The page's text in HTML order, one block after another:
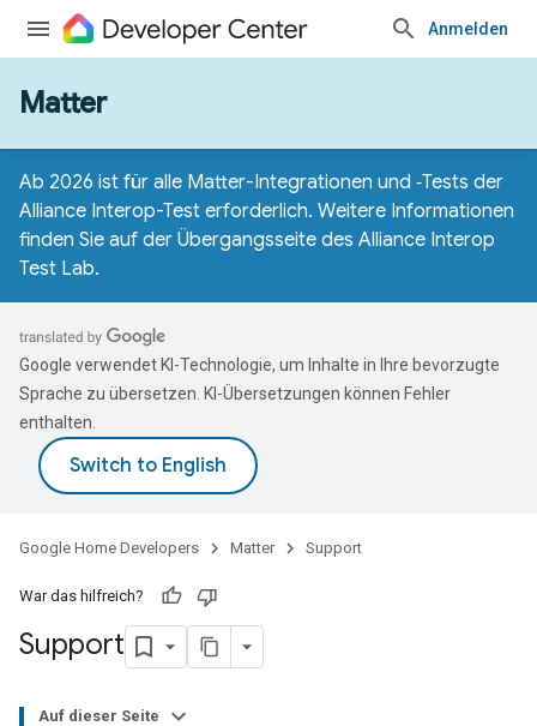
Anmelden
Matter
Ab 2026 ist für alle Matter-Integrationen und ‑Tests der
Alliance Interop-Test erforderlich. Weitere Informationen
finden Sie auf der Übergangsseite des Alliance Interop
Test Lab.
Google verwendet KI-Technologie, um Inhalte in Ihre bevorzugte
Sprache zu übersetzen. KI-Übersetzungen können Fehler
enthalten.
Google Home Developers Matter Support
War das hilfreich?
Support
Auf dieser Seite